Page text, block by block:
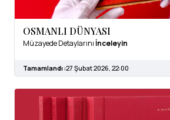
OSMANLI DÜNYASI
Müzayede Detaylarını İnceleyin
Tamamlandı :27 Şubat 2026, 22:00